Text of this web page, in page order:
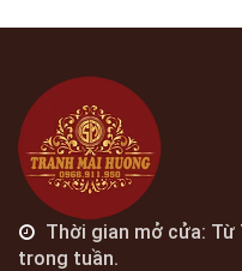
Thời gian mở cửa: Từ
trong tuần.